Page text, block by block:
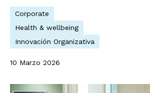
Corporate
Health & wellbeing
Innovación Organizativa
10 Marzo 2026